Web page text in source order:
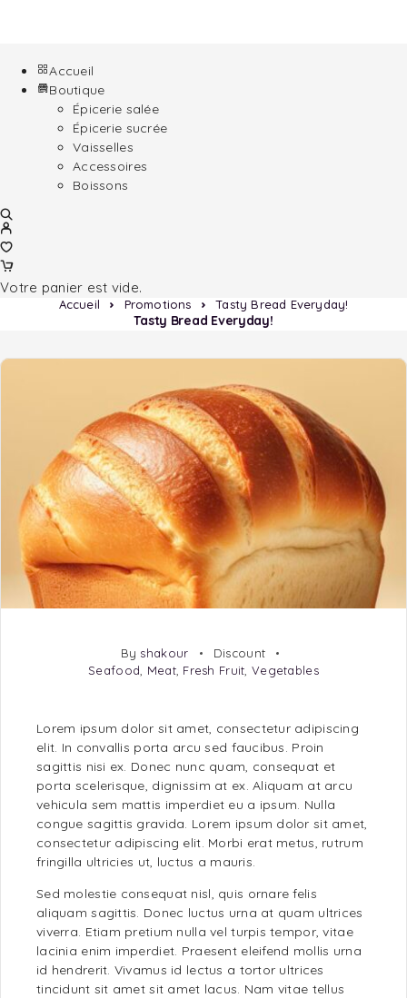
Accueil
Boutique
Épicerie salée
Épicerie sucrée
Vaisselles
Accessoires
Boissons
Votre panier est vide.
Accueil Promotions Tasty Bread Everyday!
Tasty Bread Everyday!
By shakour
Discount
Seafood
Meat, Fresh Fruit ,Vegetables
Lorem ipsum dolor sit amet, consectetur adipiscing
elit. In convallis porta arcu sed faucibus. Proin
sagittis nisi ex. Donec nunc quam, consequat et
porta scelerisque, dignissim at ex. Aliquam at arcu
vehicula sem mattis imperdiet eu a ipsum. Nulla
congue sagittis gravida. Lorem ipsum dolor sit amet,
consectetur adipiscing elit. Morbi erat metus, rutrum
fringilla ultricies ut, luctus a mauris.
Sed molestie consequat nisl, quis ornare felis
aliquam sagittis. Donec luctus urna at quam ultrices
viverra. Etiam pretium nulla vel turpis tempor, vitae
lacinia enim imperdiet. Praesent eleifend mollis urna
id hendrerit. Vivamus id lectus a tortor ultrices
tincidunt sit amet sit amet lacus. Nam vitae tellus